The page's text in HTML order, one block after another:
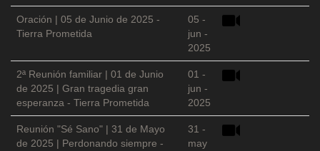
Oración | 05 de Junio de 2025 -
Tierra Prometida
05 -
jun -
2025
2ª Reunión familiar | 01 de Junio
de 2025 | Gran tragedia gran
esperanza - Tierra Prometida
01 -
jun -
2025
Reunión "Sé Sano" | 31 de Mayo
de 2025 | Perdonando siempre -
31 -
may